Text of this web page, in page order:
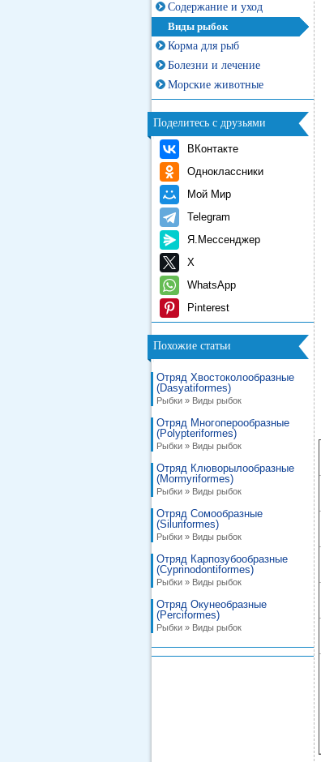
Содержание и уход
Виды рыбок
Корма для рыб
Болезни и лечение
Морские животные
Поделитесь с друзьями
ВКонтакте
Одноклассники
Мой Мир
Telegram
Я.Мессенджер
X
WhatsApp
Pinterest
Похожие статьи
Отряд Хвостоколообразные
(Dasyatiformes)
Рыбки » Виды рыбок
Отряд Многоперообразные
(Polypteriformes)
Рыбки » Виды рыбок
Отряд Клюворылообразные
(Mormyriformes)
Рыбки » Виды рыбок
Отряд Сомообразные
(Siluriformes)
Рыбки » Виды рыбок
Отряд Карпозубообразные
(Cyprinodontiformes)
Рыбки » Виды рыбок
Отряд Окунеобразные
(Perciformes)
Рыбки » Виды рыбок